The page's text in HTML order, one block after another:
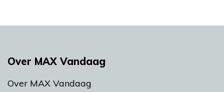
Over MAX Vandaag
Over MAX Vandaag